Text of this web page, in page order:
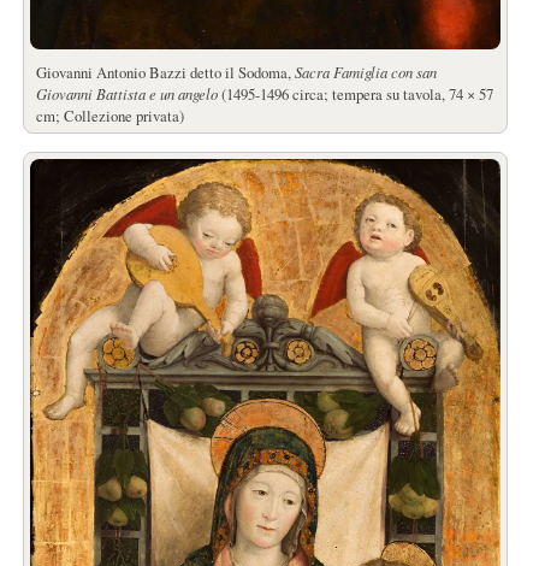
Giovanni Antonio Bazzi detto il Sodoma,Sacra Famiglia con san
Giovanni Battista e un angelo(1495-1496 circa; tempera su tavola, 74 × 57
cm; Collezione privata)